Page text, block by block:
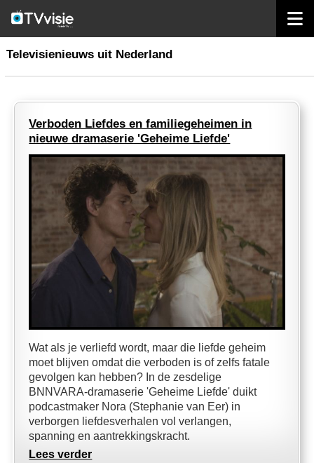
nieuws nederland
Televisienieuws uit Nederland
Verboden Liefdes en familiegeheimen in
nieuwe dramaserie 'Geheime Liefde'
Wat als je verliefd wordt, maar die liefde geheim
moet blijven omdat die verboden is of zelfs fatale
gevolgen kan hebben? In de zesdelige
BNNVARA-dramaserie 'Geheime Liefde' duikt
podcastmaker Nora (Stephanie van Eer) in
verborgen liefdesverhalen vol verlangen,
spanning en aantrekkingskracht.
Lees verder